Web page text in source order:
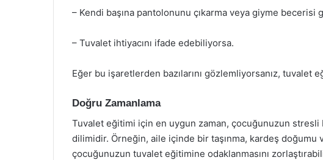
– Kendi başına pantolonunu çıkarma veya giyme becerisi
– Tuvalet ihtiyacını ifade edebiliyorsa.
Eğer bu işaretlerden bazılarını gözlemliyorsanız, tuvalet
Doğru Zamanlama
Tuvalet eğitimi için en uygun zaman, çocuğunuzun
dilimidir. Örneğin, aile içinde bir taşınma, kardeş
çocuğunuzun tuvalet eğitimine odaklanmasını